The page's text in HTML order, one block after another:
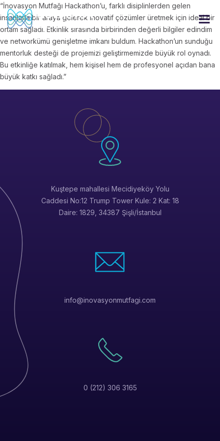
“İnovasyon Mutfağı Hackathon’u, farklı disiplinlerden gelen
insanlarla bir araya gelerek inovatif çözümler üretmek için ideal bir
ortam sağladı. Etkinlik sırasında birbirinden değerli bilgiler edindim
ve networkümü genişletme imkanı buldum. Hackathon’un sunduğu
mentorluk desteği de projemizi geliştirmemizde büyük rol oynadı.
Bu etkinliğe katılmak, hem kişisel hem de profesyonel açıdan bana
büyük katkı sağladı.”
Kuştepe mahallesi Mecidiyeköy Yolu
Caddesi No:12 Trump Tower Kule: 2 Kat: 18
Daire: 1829, 34387 Şişli/İstanbul
info@inovasyonmutfagi.com
0 (212) 306 3165